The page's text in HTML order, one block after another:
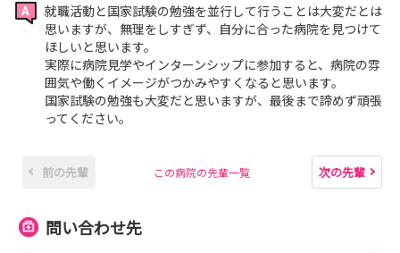
就職活動と国家試験の勉強を並行して行うことは大変だとは
思いますが、無理をしすぎず、自分に合った病院を見つけて
ほしいと思います。
実際に病院見学やインターンシップに参加すると、病院の雰
囲気や働くイメージがつかみやすくなると思います。
国家試験の勉強も大変だと思いますが、最後まで諦めず頑張
ってください。
前の先輩 この病院の先輩一覧 次の先輩
問い合わせ先